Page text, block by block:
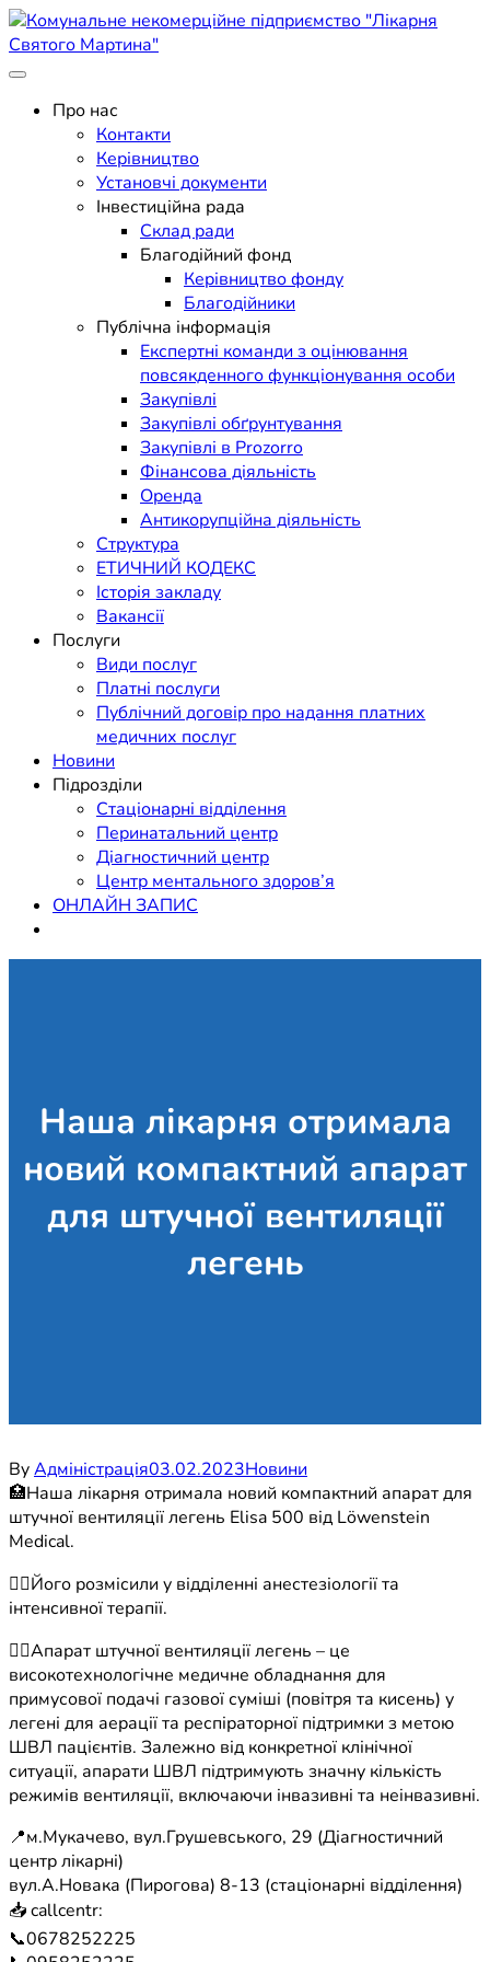
Skip
to
content
Комунальне некомерційне
підприємство "Лікарня
Святого Мартина"
Поліклініка Мукачево
Про нас
Контакти
Керівництво
Установчі документи
Інвестиційна рада
Склад ради
Благодійний фонд
Керівництво фонду
Благодійники
Публічна інформація
Експертні команди з оцінювання
повсякденного функціонування особи
Закупівлі
Закупівлі обґрунтування
Закупівлі в Prozorro
Фінансова діяльність
Оренда
Антикорупційна діяльність
Структура
ЕТИЧНИЙ КОДЕКС
Історія закладу
Вакансії
Послуги
Види послуг
Платні послуги
Публічний договір про надання платних
медичних послуг
Новини
Підрозділи
Стаціонарні відділення
Перинатальний центр
Діагностичний центр
Центр ментального здоров’я
ОНЛАЙН ЗАПИС
Наша лікарня отримала
новий компактний апарат
для штучної вентиляції
легень
ByАдміністрація03.02.2023Новини
🏥Наша лікарня отримала новий компактний апарат для
штучної вентиляції легень Еlisa 500 від Löwenstein
Medical.
☝🏻Його розмісили у відділенні анестезіології та
інтенсивної терапії.
👉🏻Апарат штучної вентиляції легень – це
високотехнологічне медичне обладнання для
примусової подачі газової суміші (повітря та кисень) у
легені для аерації та респіраторної підтримки з метою
ШВЛ пацієнтів. Залежно від конкретної клінічної
ситуації, апарати ШВЛ підтримують значну кількість
режимів вентиляції, включаючи інвазивні та неінвазивні.
📍м.Мукачево, вул.Грушевського, 29 (Діагностичний
центр лікарні)
вул.А.Новака (Пирогова) 8-13 (стаціонарні відділення)
📥 callcentr:
📞0678252225